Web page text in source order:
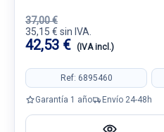
37,00 €
35,15 € sin IVA.
42,53 € (IVA incl.)
Ref: 6895460
Garantía 1 año Envío 24-48h